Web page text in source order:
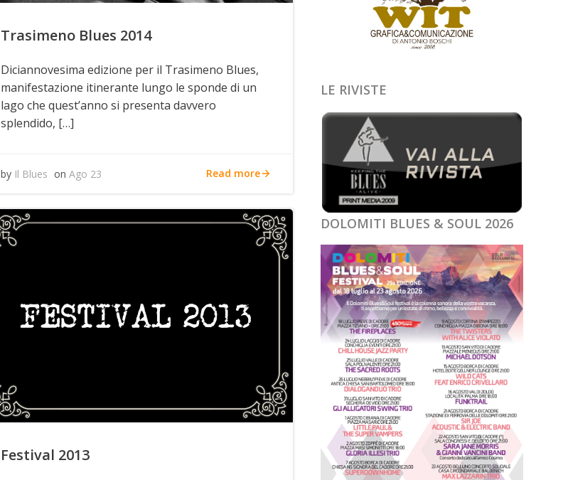
Trasimeno Blues 2014
Diciannovesima edizione per il Trasimeno Blues,
manifestazione itinerante lungo le sponde di un
lago che quest’anno si presenta davvero
splendido, […]
by Il Blues onAgo 23 Read more
Festival 2013
LE RIVISTE
DOLOMITI BLUES & SOUL 2026